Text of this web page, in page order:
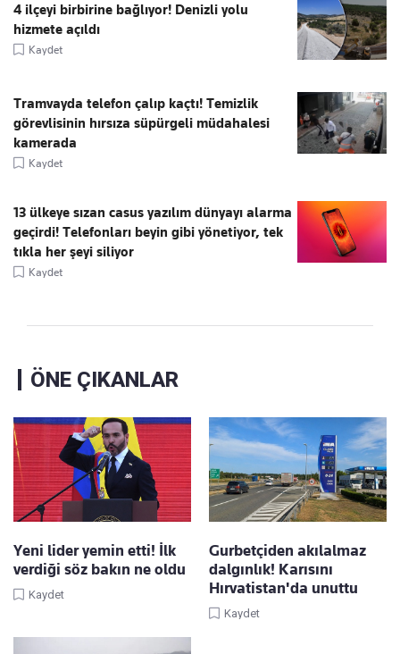
4 ilçeyi birbirine bağlıyor! Denizli yolu
hizmete açıldı
Kaydet
Tramvayda telefon çalıp kaçtı! Temizlik
görevlisinin hırsıza süpürgeli müdahalesi
kamerada
Kaydet
13 ülkeye sızan casus yazılım dünyayı alarma
geçirdi! Telefonları beyin gibi yönetiyor, tek
tıkla her şeyi siliyor
Kaydet
ÖNE ÇIKANLAR
Yeni lider yemin etti! İlk
verdiği söz bakın ne oldu
Kaydet
Gurbetçiden akılalmaz
dalgınlık! Karısını
Hırvatistan'da unuttu
Kaydet